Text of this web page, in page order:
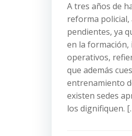
A tres años de
reforma policial,
pendientes, ya
en la
operativos,
que además
entrenamiento
existen sedes
los dignifiquen.